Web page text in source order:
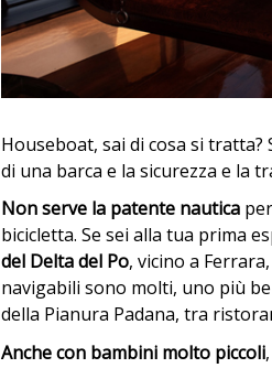
Houseboat, sai di cosa si tratta?
di una barca e la sicurezza e la
Non serve la patente nautica
bicicletta. Se sei alla tua prima
del Delta del Po, vicino a
navigabili sono molti, uno più
della Pianura Padana, tra
Anche con bambini molto piccoli